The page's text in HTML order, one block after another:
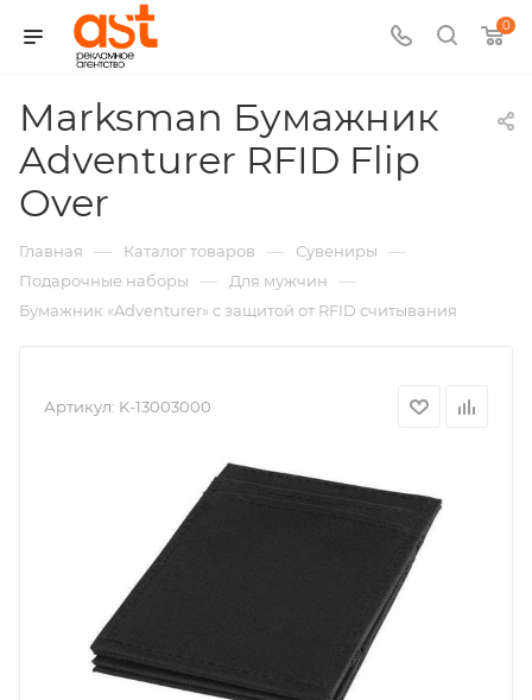
0
Marksman Бумажник
Adventurer RFID Flip
Over
арт.:
K-
13003000
Главная — Каталог товаров — Сувениры —
Подарочные наборы — Для мужчин —
Бумажник «Adventurer» с защитой от RFID считывания
Артикул: K-13003000